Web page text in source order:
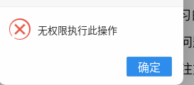
为我们提供了一个反思和学
的相处模式，学习不同的处理
爱情保持新鲜感；有些夫妻则
无权限执行此操作
确定